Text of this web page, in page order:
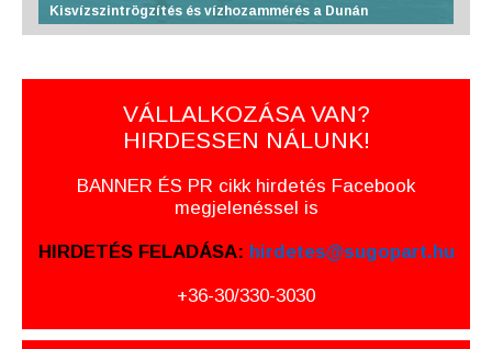
Kisvízszintrögzítés és vízhozammérés a Dunán
VÁLLALKOZÁSA VAN?
HIRDESSEN NÁLUNK!
BANNER ÉS PR cikk hirdetés Facebook
megjelenéssel is
HIRDETÉS FELADÁSA: hirdetes@sugopart.hu
+36-30/330-3030